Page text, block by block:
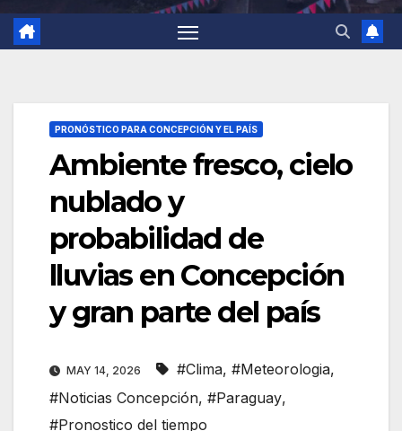
PRONÓSTICO PARA CONCEPCIÓN Y EL PAÍS
Ambiente fresco, cielo
nublado y
probabilidad de
lluvias en Concepción
y gran parte del país
MAY 14, 2026 #Clima, #Meteorologia,
#Noticias Concepción, #Paraguay,
#Pronostico del tiempo